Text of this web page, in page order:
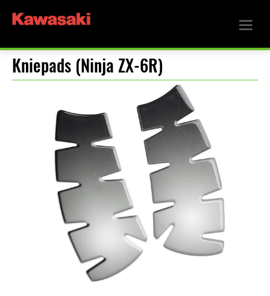
Kniepads (Ninja ZX-6R)